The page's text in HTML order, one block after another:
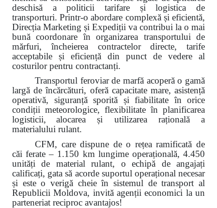
deschisă a politicii tarifare și logistica de
transporturi. Printr-o abordare complexă și eficientă,
Direcția Marketing și Expediții va contribui la o mai
bună coordonare în organizarea transportului de
mărfuri, încheierea contractelor directe, tarife
acceptabile și eficiență din punct de vedere al
costurilor pentru contractanți.
Transportul feroviar de marfă acoperă o gamă
largă de încărcături, oferă capacitate mare, asistență
operativă, siguranță sporită și fiabilitate în orice
condiții meteorologice, flexibilitate în planificarea
logisticii,
alocarea și utilizarea rațională a
materialului rulant.
CFM, care dispune de o rețea ramificată de
căi ferate – 1.150 km lungime operațională, 4.450
unități de material rulant, o echipă de angajați
calificați, gata să acorde suportul operațional necesar
și este o verigă cheie în sistemul de transport al
Republicii Moldova, invită agenții economici la un
parteneriat reciproc avantajos!